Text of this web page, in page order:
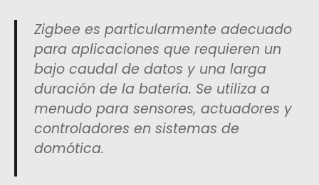
Zigbee es particularmente adecuado
para aplicaciones que requieren un
bajo caudal de datos y una larga
duración de la batería. Se utiliza a
menudo para sensores, actuadores y
controladores en sistemas de
domótica.